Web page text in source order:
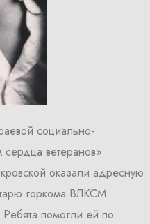
социально-
сердца ветеранов»
оказали адресную
горкома ВЛКСМ
помогли ей по